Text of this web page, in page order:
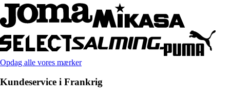
Opdag alle vores mærker
Kundeservice i Frankrig